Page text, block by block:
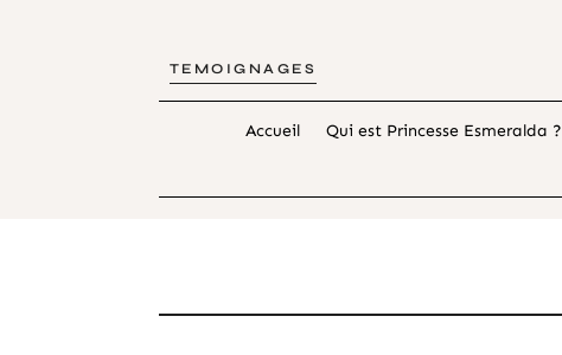
TEMOIGNAGES
Accueil Qui est Princesse Esmeralda ?